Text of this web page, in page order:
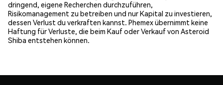
dringend, eigene Recherchen durchzuführen,
Risikomanagement zu betreiben und nur Kapital zu investieren,
dessen Verlust du verkraften kannst. Phemex übernimmt keine
Haftung für Verluste, die beim Kauf oder Verkauf von Asteroid
Shiba entstehen können.